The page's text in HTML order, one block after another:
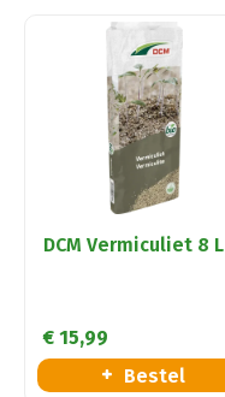
DCM Vermiculiet 8 L
€ 15,99
Bestel